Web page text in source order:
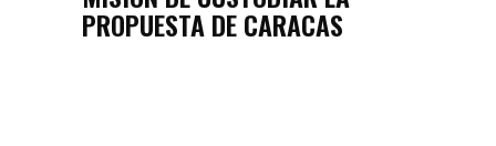
PROPUESTA DE CARACAS